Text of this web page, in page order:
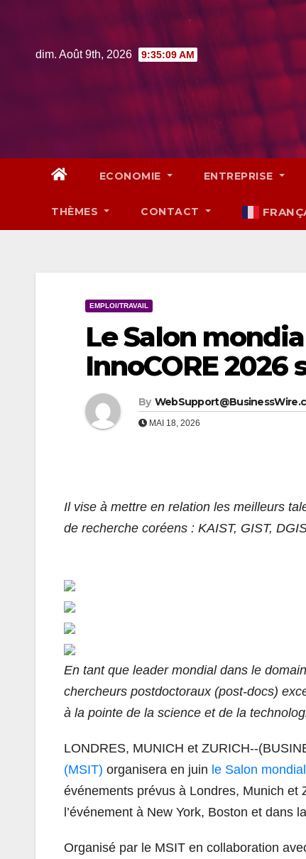
contentdim. Août 9th, 2026 9:35:10 AM
ECONOMIE ENTREPRISE
THÈMES CONTACT
EMPLOI/TRAVAIL
Le Salon
InnoCORE 2026
By
MAI 18, 2026
Il vise à mettre en relation les meilleurs
de recherche coréens : KAIST, GIST,
En tant que leader mondial dans le
chercheurs postdoctoraux (post-docs)
à la pointe de la science et de la
LONDRES, MUNICH et ZURICH--
(MSIT) organisera en juin le Salon
événements prévus à Londres, Munich
l’événement à New York, Boston et dans
Organisé par le MSIT en collaboration